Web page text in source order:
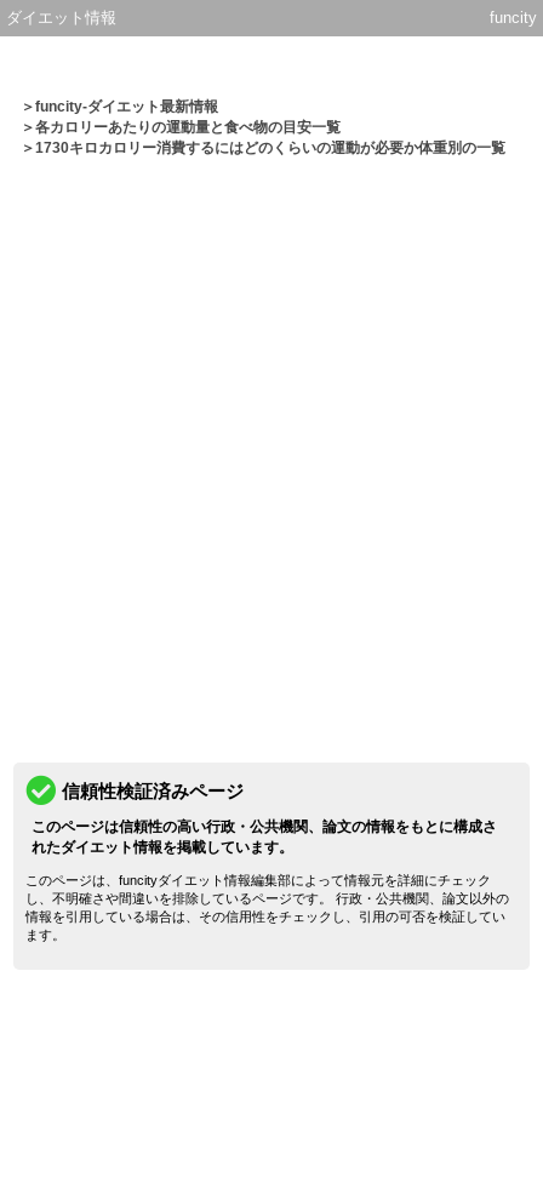
ダイエット情報 funcity
＞funcity-ダイエット最新情報
＞各カロリーあたりの運動量と食べ物の目安一覧
＞1730キロカロリー消費するにはどのくらいの運動が必要か体重別の一覧
信頼性検証済みページ
このページは信頼性の高い行政・公共機関、論文の情報をもとに構成さ
れたダイエット情報を掲載しています。
このページは、funcityダイエット情報編集部によって情報元を詳細にチェック
し、不明確さや間違いを排除しているページです。 行政・公共機関、論文以外の
情報を引用している場合は、その信用性をチェックし、引用の可否を検証してい
ます。